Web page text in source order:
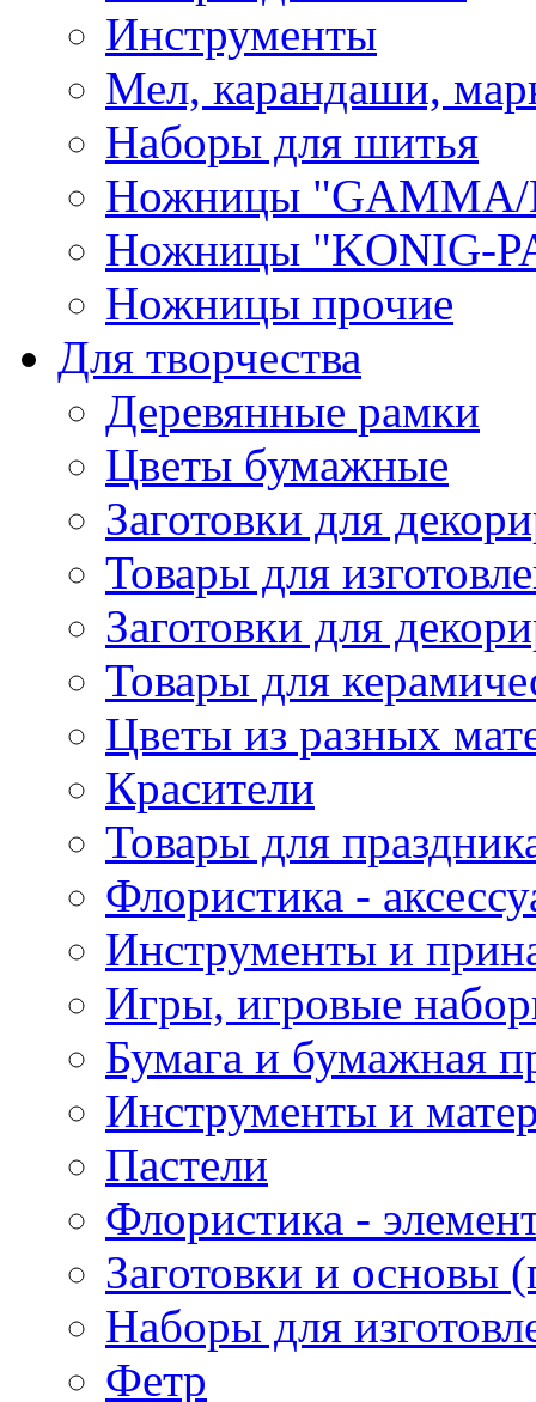
Инструменты
Мел, карандаши,
Наборы для шитья
Ножницы "GAMMA/
Ножницы "KONIG-
Ножницы прочие
Для творчества
Деревянные рамки
Цветы бумажные
Заготовки для
Товары для
Заготовки для
Товары для
Цветы из разных
Красители
Товары для
Флористика -
Инструменты и
Игры, игровые
Бумага и бумажная
Инструменты и
Пастели
Флористика -
Заготовки и основы
Наборы для
Фетр